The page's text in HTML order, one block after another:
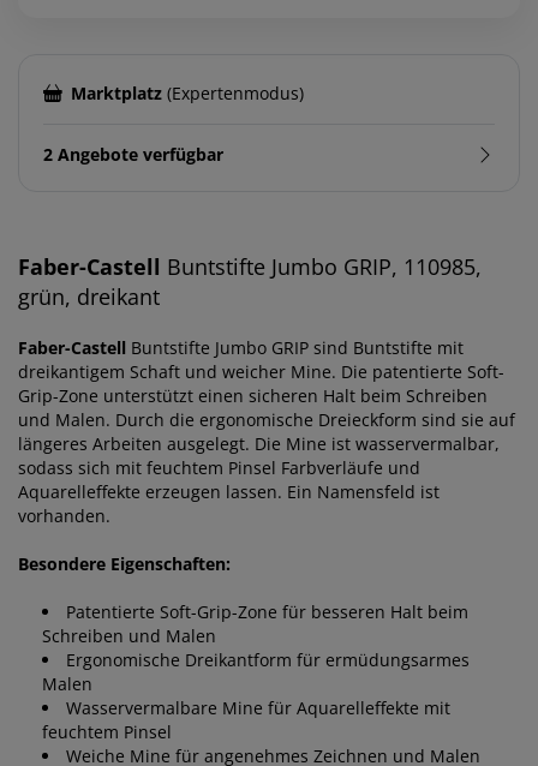
Marktplatz(Expertenmodus)
2 Angebote verfügbar
Faber-Castell Buntstifte Jumbo GRIP, 110985,
grün, dreikant
Faber-Castell Buntstifte Jumbo GRIP sind Buntstifte mit
dreikantigem Schaft und weicher Mine. Die patentierte Soft-
Grip-Zone unterstützt einen sicheren Halt beim Schreiben
und Malen. Durch die ergonomische Dreieckform sind sie auf
längeres Arbeiten ausgelegt. Die Mine ist wasservermalbar,
sodass sich mit feuchtem Pinsel Farbverläufe und
Aquarelleffekte erzeugen lassen. Ein Namensfeld ist
vorhanden.
Besondere Eigenschaften:
Patentierte Soft-Grip-Zone für besseren Halt beim
Schreiben und Malen
Ergonomische Dreikantform für ermüdungsarmes
Malen
Wasservermalbare Mine für Aquarelleffekte mit
feuchtem Pinsel
Weiche Mine für angenehmes Zeichnen und Malen